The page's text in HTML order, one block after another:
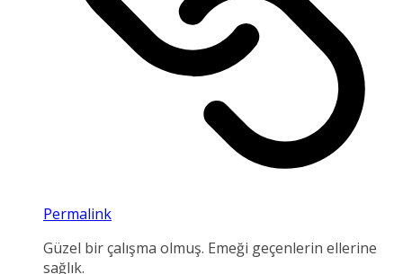
Permalink
Güzel bir çalışma olmuş. Emeği geçenlerin ellerine
sağlık.